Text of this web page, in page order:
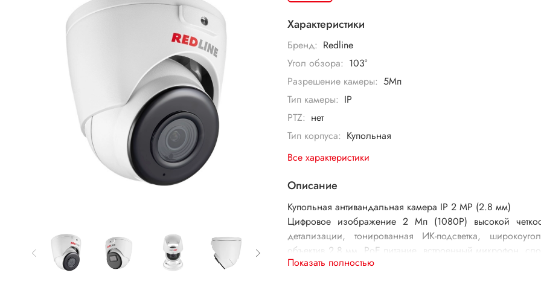
Характеристики
Бренд: Redline
Угол обзора: 103°
Разрешение камеры: 5Мп
Тип камеры: IP
PTZ: нет
Тип корпуса: Купольная
Все характеристики
Описание
Купольная антивандальная камера IP 2 MP (2.8 мм)
Цифровое изображение 2 Мп (1080Р) высокой
детализации, тонированная ИК-подсветка,
объектив 2,8 мм, PoE питание, встроенный микрофон,
microSD - это купольная универсальная IP-
Показать полностью